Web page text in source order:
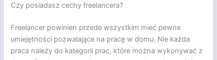
Czy posiadasz cechy freelancera?
Freelancer powinien przede wszystkim mieć pewne
umiejętności pozwalające na pracę w domu. Nie każda
praca należy do kategorii prac, które można wykonywać z